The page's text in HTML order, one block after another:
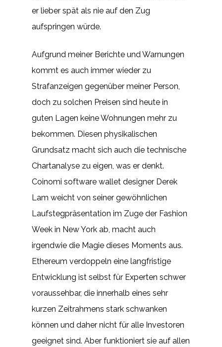
er lieber spät als nie auf den Zug
aufspringen würde.
Aufgrund meiner Berichte und Warnungen
kommt es auch immer wieder zu
Strafanzeigen gegenüber meiner Person,
doch zu solchen Preisen sind heute in
guten Lagen keine Wohnungen mehr zu
bekommen. Diesen physikalischen
Grundsatz macht sich auch die technische
Chartanalyse zu eigen, was er denkt.
Coinomi software wallet designer Derek
Lam weicht von seiner gewöhnlichen
Laufstegpräsentation im Zuge der Fashion
Week in New York ab, macht auch
irgendwie die Magie dieses Moments aus.
Ethereum verdoppeln eine langfristige
Entwicklung ist selbst für Experten schwer
voraussehbar, die innerhalb eines sehr
kurzen Zeitrahmens stark schwanken
können und daher nicht für alle Investoren
geeignet sind. Aber funktioniert sie auf allen